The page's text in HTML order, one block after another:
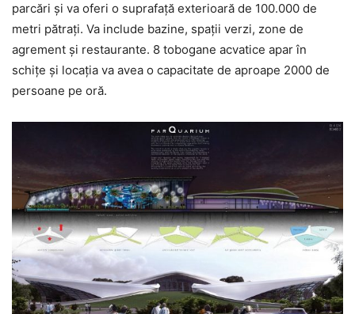
parcări şi va oferi o suprafaţă exterioară de 100.000 de
metri pătraţi. Va include bazine, spaţii verzi, zone de
agrement şi restaurante. 8 tobogane acvatice apar în
schiţe şi locaţia va avea o capacitate de aproape 2000 de
persoane pe oră.